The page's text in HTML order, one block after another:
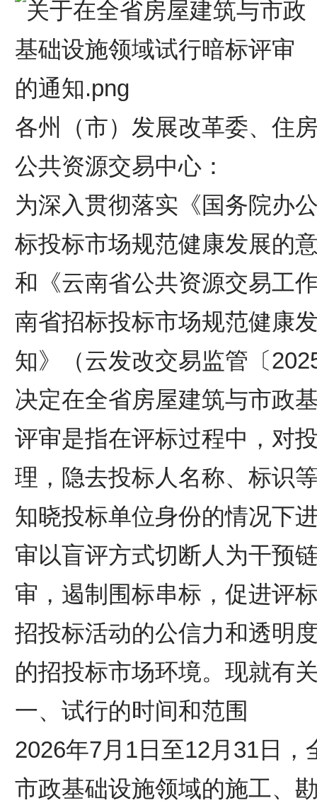
各州（市）发展改革委、住
公共资源交易中心：
为深入贯彻落实《国务院办
标投标市场规范健康发展的
和《云南省公共资源交易工
南省招标投标市场规范健康
知》（云发改交易监管〔
决定在全省房屋建筑与市政
评审是指在评标过程中，对
理，隐去投标人名称、标识
知晓投标单位身份的情况下
审以盲评方式切断人为干预
审，遏制围标串标，促进评
招投标活动的公信力和透明
的招投标市场环境。现就有
一、试行的时间和范围
2026年7月1日至12月31日
市政基础设施领域的施工、